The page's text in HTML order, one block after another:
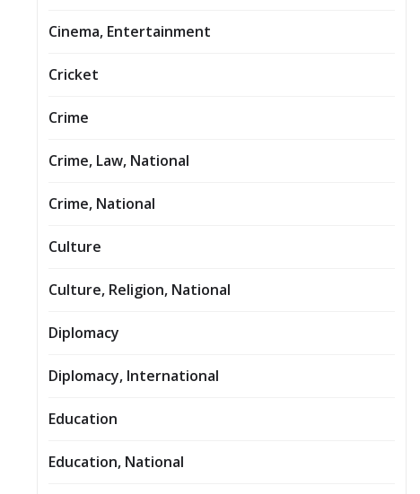
Cinema, Entertainment
Cricket
Crime
Crime, Law, National
Crime, National
Culture
Culture, Religion, National
Diplomacy
Diplomacy, International
Education
Education, National